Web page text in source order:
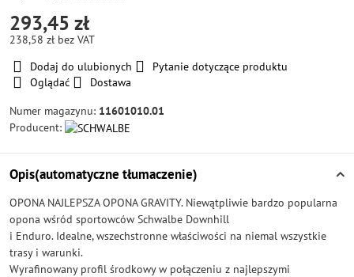
293,45 zł
238,58 zł bez VAT
Dodaj do ulubionych
Pytanie dotyczące produktu
Oglądać
Dostawa
Numer magazynu: 11601010.01
Producent:
Opis(automatyczne tłumaczenie)
OPONA NAJLEPSZA OPONA GRAVITY. Niewątpliwie bardzo popularna
opona wśród sportowców Schwalbe Downhill
i Enduro. Idealne, wszechstronne właściwości na niemal wszystkie
trasy i warunki.
Wyrafinowany profil środkowy w połączeniu z najlepszymi